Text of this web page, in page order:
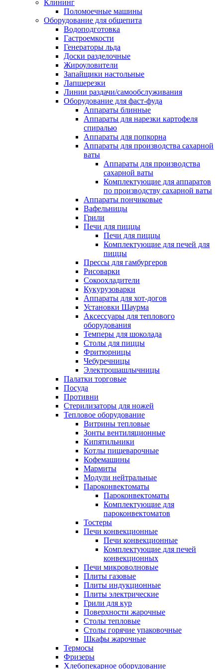
Клининг
Поломоечные машины
Оборудование для общепита
Водоподготовка
Гастроемкости
Генераторы льда
Доски разделочные
Жироуловители
Запайщики настольные
Лапшерезки
Линии раздачи/самообслуживания
Оборудование для фаст-фуда
Аппараты блинные
Аппараты для нарезки картофеля
спиралью
Аппараты для попкорна
Аппараты для производства сахарной
ваты
Аппараты для производства
сахарной ваты
Комплектующие для аппаратов
по производству сахарной ваты
Аппараты пончиковые
Вафельницы
Грили
Печи для пиццы
Печи для пиццы
Комплектующие для печей для
пиццы
Прессы для гамбургеров
Рисоварки
Сокоохладители
Кукурузоварки
Аппараты для хот-догов
Установки Шаурма
Аксессуары для теплового
оборудования
Темперы для шоколада
Столы для пиццы
Фритюрницы
Чебуречницы
Электрошашлычницы
Палатки торговые
Посуда
Противни
Стерилизаторы для ножей
Тепловое оборудование
Витрины тепловые
Зонты вентиляционные
Кипятильники
Котлы пищеварочные
Кофемашины
Мармиты
Модули нейтральные
Пароконвектоматы
Пароконвектоматы
Комплектующие для
пароконвектоматов
Тостеры
Печи конвекционные
Печи конвекционные
Комплектующие для печей
конвекционных
Печи микроволновые
Плиты газовые
Плиты индукционные
Плиты электрические
Грили для кур
Поверхности жарочные
Столы тепловые
Столы горячие упаковочные
Шкафы жарочные
Термосы
Фризеры
Хлебопекарное оборудование